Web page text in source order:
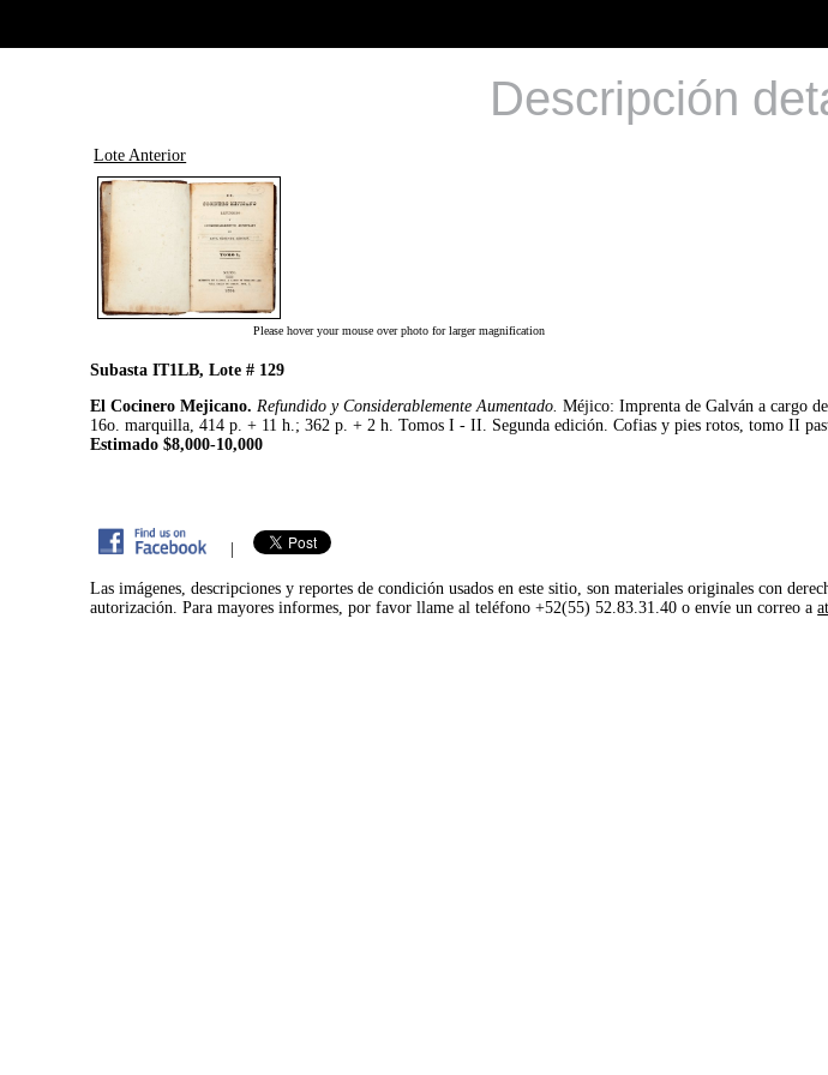
Descripción
Lote Anterior
Please hover your mouse over photo for larger magnification
Subasta IT1LB, Lote # 129
El Cocinero Mejicano. Refundido y Considerablemente Aumentado.Méjico: Imprenta de Galván a cargo
16o. marquilla, 414 p. + 11 h.; 362 p. + 2 h. Tomos I - II. Segunda edición. Cofias y pies rotos, tomo II
Estimado $8,000-10,000
|
Las imágenes, descripciones y reportes de condición usados en este sitio, son materiales originales con
autorización. Para mayores informes, por favor llame al teléfono +52(55) 52.83.31.40 o envíe un correo a